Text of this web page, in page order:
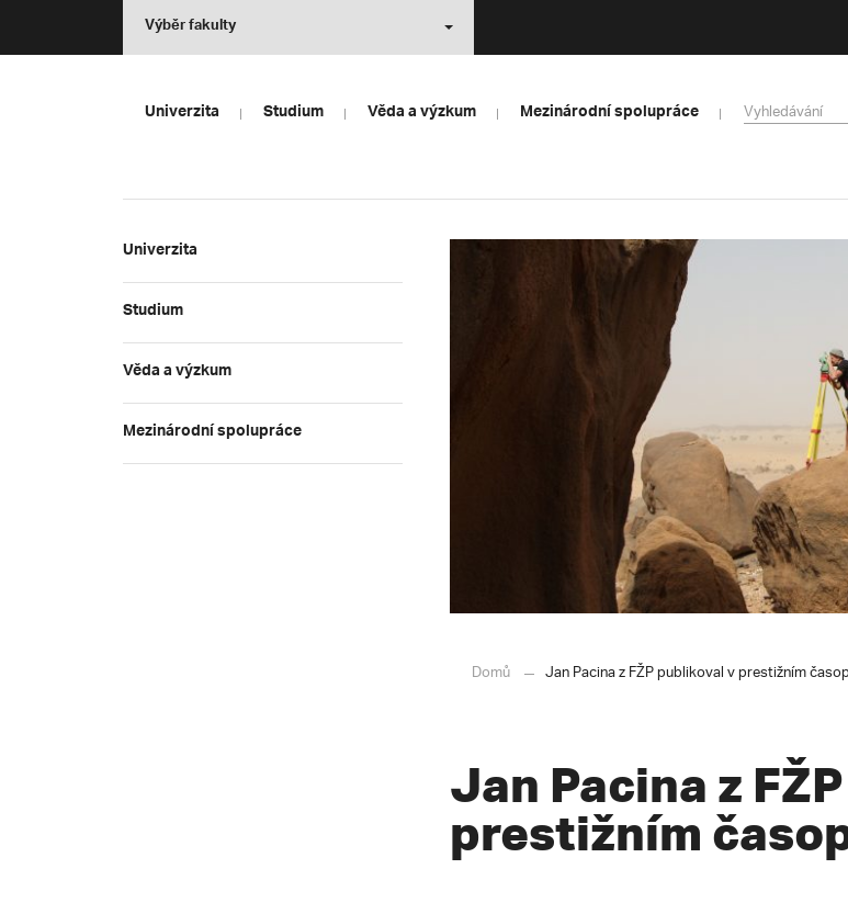
Výběr fakulty
Univerzita Studium Věda a výzkum Mezinárodní spolupráce
Univerzita
Studium
Věda a výzkum
Mezinárodní spolupráce
Domů Jan Pacina z FŽP publikoval v prestižním
Jan Pacina z
prestižním